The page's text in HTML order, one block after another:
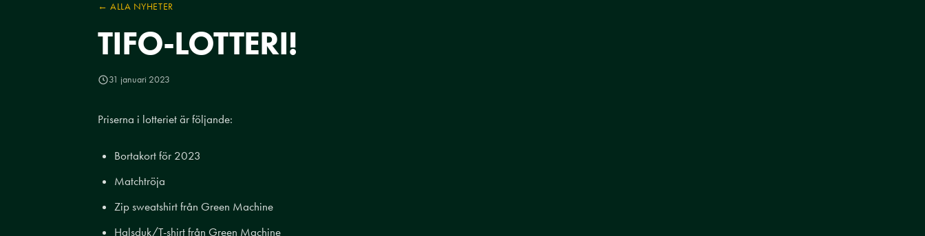
← ALLA NYHETER
TIFO-LOTTERI!
31 januari 2023
Priserna i lotteriet är följande:
Bortakort för 2023
Matchtröja
Zip sweatshirt från Green Machine
Halsduk/T-shirt från Green Machine